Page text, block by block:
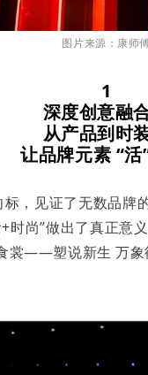
图片来源：康师傅
1
深度创意融
从产品到时
让品牌元素 “活
，见证了无数品牌
时尚”做出了真正
裳——塑说新生 万